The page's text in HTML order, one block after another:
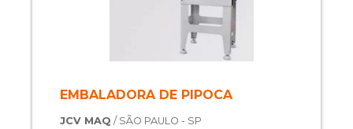
EMBALADORA DE PIPOCA
JCV MAQ / SÃO PAULO - SP